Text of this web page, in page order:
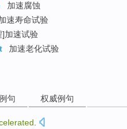
加速腐蚀
速寿命试验
]加速试验
加速老化试验
句 权威例句